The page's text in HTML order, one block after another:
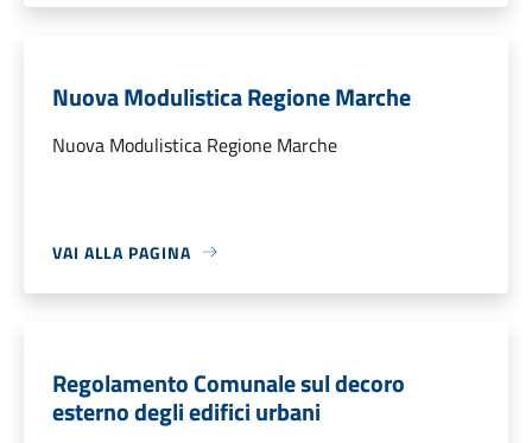
Nuova Modulistica Regione Marche
Nuova Modulistica Regione Marche
VAI ALLA PAGINA
Regolamento Comunale sul decoro
esterno degli edifici urbani